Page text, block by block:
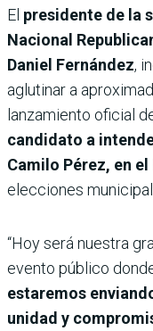
El presidente de la
Nacional
Daniel Fernández,
aglutinar a
lanzamiento oficial
candidato a
Camilo Pérez, en
elecciones
“Hoy será nuestra
evento público
estaremos
unidad y